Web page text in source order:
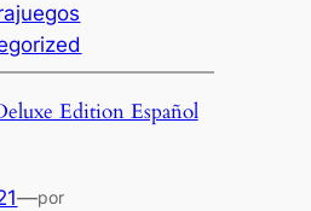
Edition Español
—por